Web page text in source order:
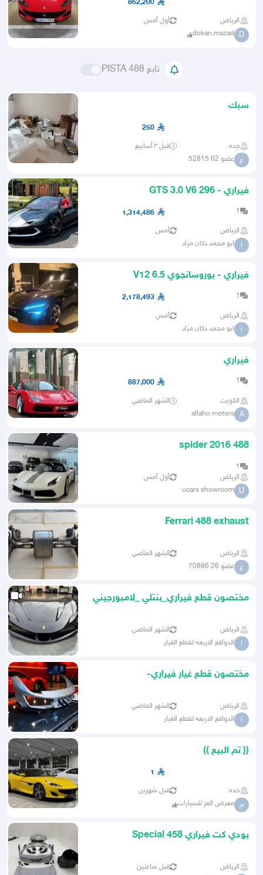
862,200
الرياض أول أمس
D
dokan.mazad
تابع 488 PISTA
سبك
250
جده قبل ٣ أسابيع
ع عضو 62 52815
فيراري - 296 GTS 3.0 V6
1
1,314,486
الرياض أمس
ا ابو محمد دكان مزاد
فيراري - بوروسانجوي 6.5 V12
1
2,178,493
الرياض أمس
ا ابو محمد دكان مزاد
فيراري
1
887,000
الكويت الشهر الماضي
A
allaho motors
spider 2016 488
1
الرياض
أول أمس
U
ucars showroom
Ferrari 488 exhaust
الرياض الشهر الماضي
ع عضو 26 70886
مختصون قطع فيراري_بنتلي _لامبورجيني
الرياض الشهر الماضي
ا الدوافع الاربعه لقطع الغيار
مختصون قطع غيار فيراري-
الرياض الشهر الماضي
ا الدوافع الاربعه لقطع الغيار
(( تم البيع ))
1
جده قبل شهرين
م معرض العز للسيارات
بودي كت فيراري 458 Special
الرياض قبل ساعتين